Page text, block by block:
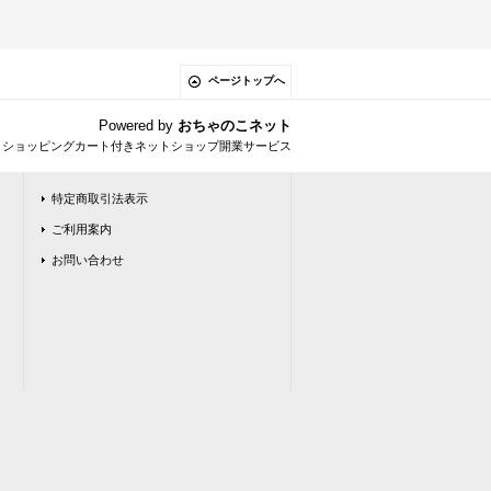
ページトップへ
Powered by おちゃのこネット
ョッピングカート付きネットショップ開業サービス
特定商取引法表示
ご利用案内
お問い合わせ